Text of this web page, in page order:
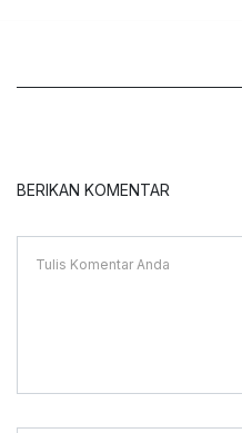
BERIKAN KOMENTAR